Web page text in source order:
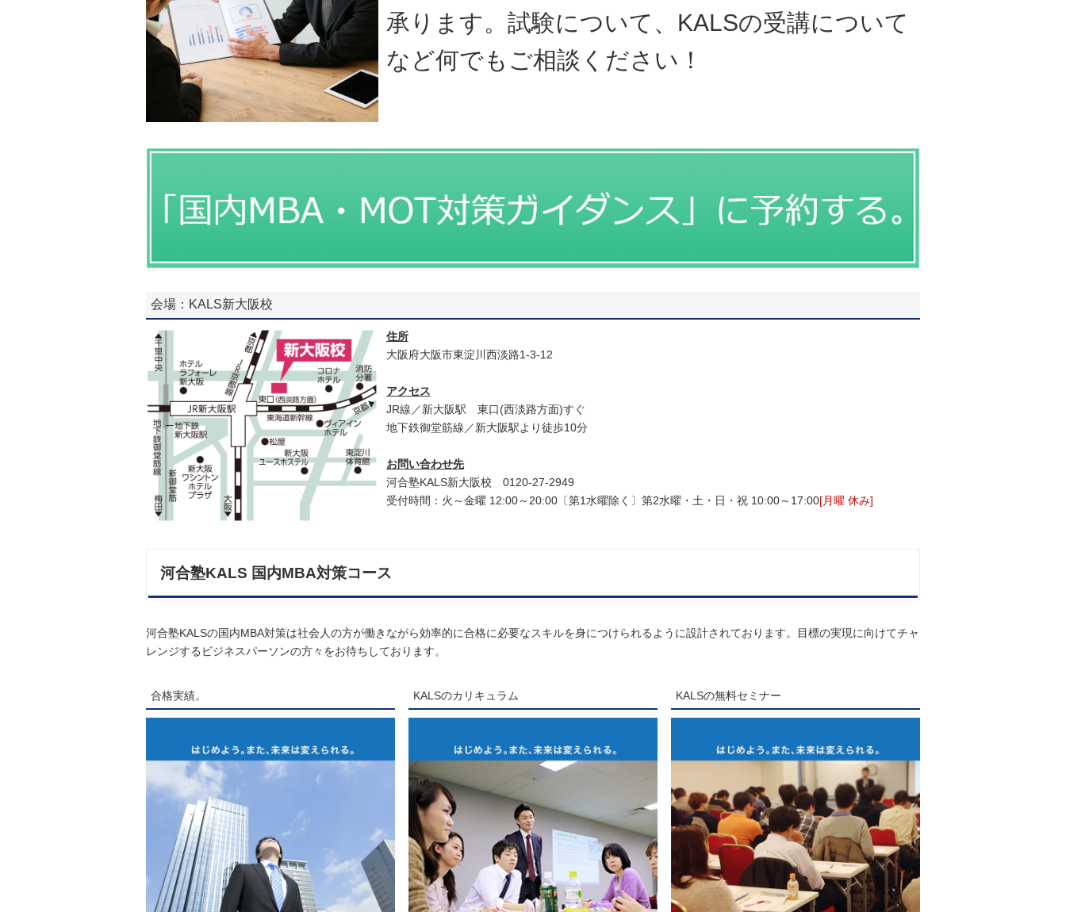
承ります。試験について、KALSの受講について
など何でもご相談ください！
会場：KALS新大阪校
住所
大阪府大阪市東淀川西淡路1‐3‐12
アクセス
JR線／新大阪駅 東口(西淡路方面)すぐ
地下鉄御堂筋線／新大阪駅より徒歩10分
お問い合わせ先
河合塾KALS新大阪校 0120‐27‐2949
受付時間：火～金曜 12:00～20:00〔第1水曜除く〕第2水曜・土・日・祝 10:00～17:00[月曜 休み]
河合塾KALS 国内MBA対策コース
河合塾KALSの国内MBA対策は社会人の方が働きながら効率的に合格に必要なスキルを身につけられるように設計されております。目標の実現に向けてチャ
レンジするビジネスパーソンの方々をお待ちしております。
合格実績。 KALSのカリキュラム KALSの無料セミナー